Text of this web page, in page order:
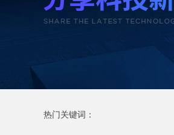
热门关键词：